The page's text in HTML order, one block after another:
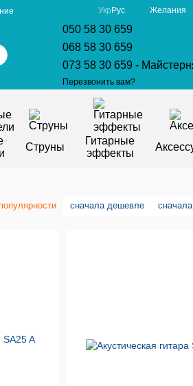
Укр Рус Желания
050 58 30 659
068 58 30 659
073 58 30 659 -
Перезвонить вам?
Струны
Гитарные
эффекты
сначала дешевле